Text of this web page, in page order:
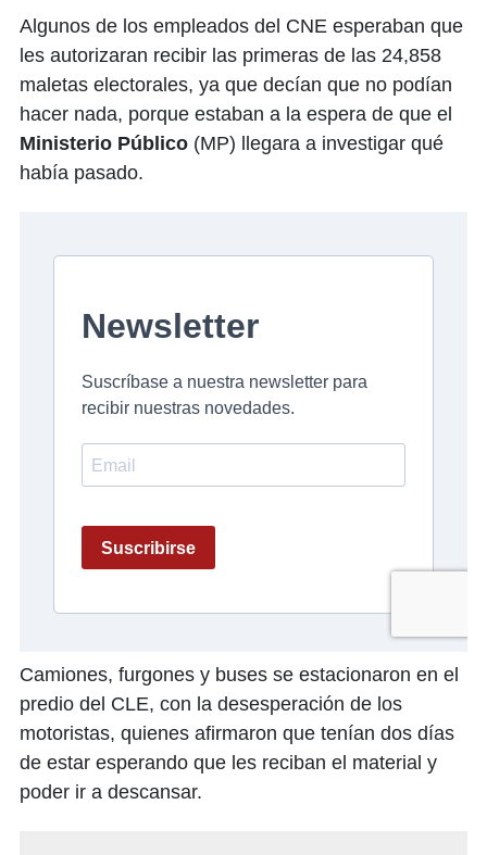
Algunos de los empleados del CNE esperaban que
les autorizaran recibir las primeras de las 24,858
maletas electorales, ya que decían que no podían
hacer nada, porque estaban a la espera de que el
Ministerio Público (MP) llegara a investigar qué
había pasado.
Camiones, furgones y buses se estacionaron en el
predio del CLE, con la desesperación de los
motoristas, quienes afirmaron que tenían dos días
de estar esperando que les reciban el material y
poder ir a descansar.